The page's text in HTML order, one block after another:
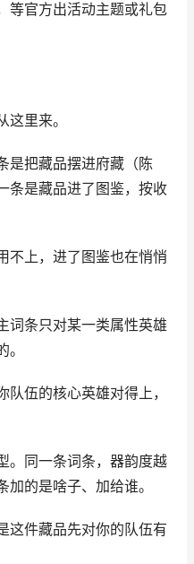
等官方出活动主题或礼包
里来。
是把藏品摆进府藏（陈
条是藏品进了图鉴，按收
不上，进了图鉴也在悄悄
词条只对某一类属性英雄
伍的核心英雄对得上，
。同一条词条，器韵度越
的是啥子、加给谁。
这件藏品先对你的队伍有